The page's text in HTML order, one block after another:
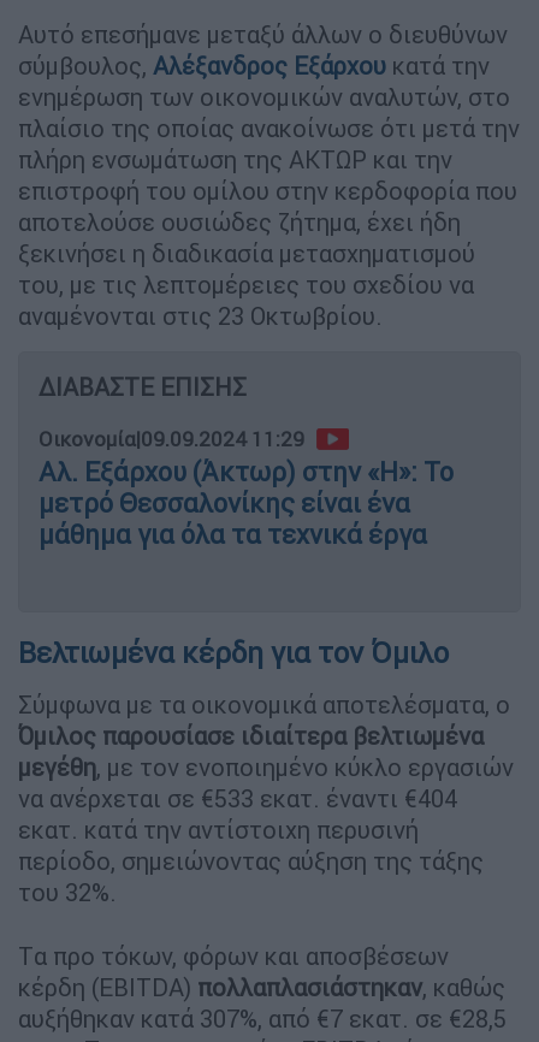
Αυτό επεσήμανε μεταξύ άλλων ο διευθύνων
σύμβουλος, Αλέξανδρος Εξάρχου κατά την
ενημέρωση των οικονομικών αναλυτών, στο
πλαίσιο της οποίας ανακοίνωσε ότι μετά την
πλήρη ενσωμάτωση της ΑΚΤΩΡ και την
επιστροφή του ομίλου στην κερδοφορία που
αποτελούσε ουσιώδες ζήτημα, έχει ήδη
ξεκινήσει η διαδικασία μετασχηματισμού
του, με τις λεπτομέρειες του σχεδίου να
αναμένονται στις 23 Οκτωβρίου.
ΔΙΑΒΑΣΤΕ ΕΠΙΣΗΣ
Οικονομία|09.09.2024 11:29
Αλ. Εξάρχου (Άκτωρ) στην «Η»: Το
μετρό Θεσσαλονίκης είναι ένα
μάθημα για όλα τα τεχνικά έργα
Βελτιωμένα κέρδη για τον Όμιλο
Σύμφωνα με τα οικονομικά αποτελέσματα, ο
Όμιλος παρουσίασε ιδιαίτερα βελτιωμένα
μεγέθη, με τον ενοποιημένο κύκλο εργασιών
να ανέρχεται σε €533 εκατ. έναντι €404
εκατ. κατά την αντίστοιχη περυσινή
περίοδο, σημειώνοντας αύξηση της τάξης
του 32%.
Tα προ τόκων, φόρων και αποσβέσεων
κέρδη (EBITDA) πολλαπλασιάστηκαν, καθώς
αυξήθηκαν κατά 307%, από €7 εκατ. σε €28,5